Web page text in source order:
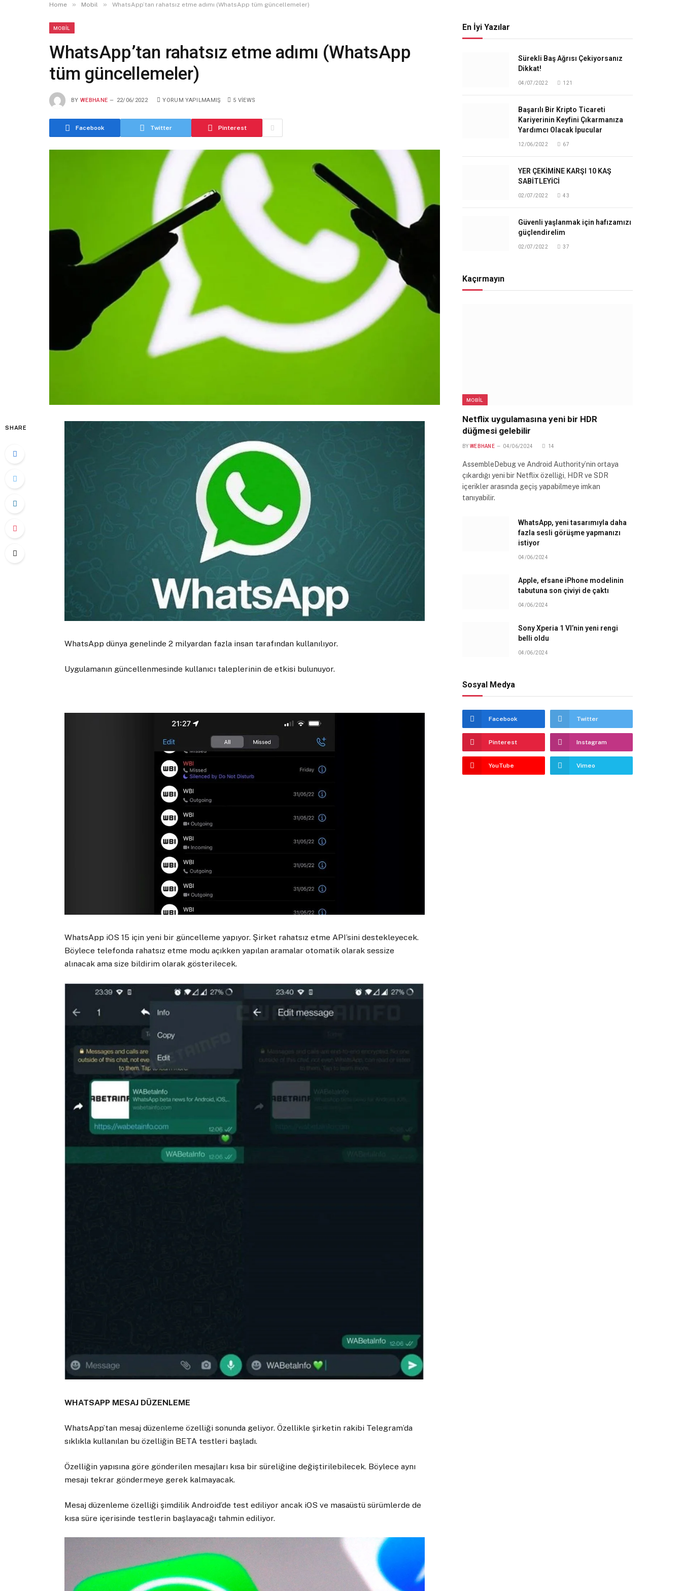
Home » Mobil » WhatsApp’tan rahatsız etme adımı (WhatsApp tüm güncellemeler)
MOBIL
WhatsApp’tan rahatsız etme adımı (WhatsApp
tüm güncellemeler)
BY WEBHANE 22/06/2022 YORUM YAPILMAMIŞ 5 VIEWS
Facebook Twitter Pinterest
SHARE
WhatsApp dünya genelinde 2 milyardan fazla insan tarafından kullanılıyor.
Uygulamanın güncellenmesinde kullanıcı taleplerinin de etkisi bulunuyor.
WhatsApp iOS 15 için yeni bir güncelleme yapıyor. Şirket rahatsız etme API’sini destekleyecek.
Böylece telefonda rahatsız etme modu açıkken yapılan aramalar otomatik olarak sessize
alınacak ama size bildirim olarak gösterilecek.
WHATSAPP MESAJ DÜZENLEME
WhatsApp’tan mesaj düzenleme özelliği sonunda geliyor. Özellikle şirketin rakibi Telegram’da
sıklıkla kullanılan bu özelliğin BETA testleri başladı.
Özelliğin yapısına göre gönderilen mesajları kısa bir süreliğine değiştirilebilecek. Böylece aynı
mesajı tekrar göndermeye gerek kalmayacak.
Mesaj düzenleme özelliği şimdilik Android’de test ediliyor ancak iOS ve masaüstü sürümlerde de
kısa süre içerisinde testlerin başlayacağı tahmin ediliyor.
En İyi Yazılar
Sürekli Baş Ağrısı Çekiyorsanız
Dikkat!
04/07/2022 121
Başarılı Bir Kripto Ticareti
Kariyerinin Keyfini Çıkarmanıza
Yardımcı Olacak İpucular
12/06/2022 67
YER ÇEKİMİNE KARŞI 10 KAŞ
SABİTLEYİCİ
02/07/2022 43
Güvenli yaşlanmak için hafızamızı
güçlendirelim
02/07/2022 37
Kaçırmayın
MOBIL
Netflix uygulamasına yeni bir HDR
düğmesi gelebilir
BY WEBHANE 04/06/2024 14
AssembleDebug ve Android Authority’nin ortaya
çıkardığı yeni bir Netflix özelliği, HDR ve SDR
içerikler arasında geçiş yapabilmeye imkan
tanıyabilir.
WhatsApp, yeni tasarımıyla daha
fazla sesli görüşme yapmanızı
istiyor
04/06/2024
Apple, efsane iPhone modelinin
tabutuna son çiviyi de çaktı
04/06/2024
Sony Xperia 1 VI’nin yeni rengi
belli oldu
04/06/2024
Sosyal Medya
Facebook Twitter
Pinterest Instagram
YouTube Vimeo